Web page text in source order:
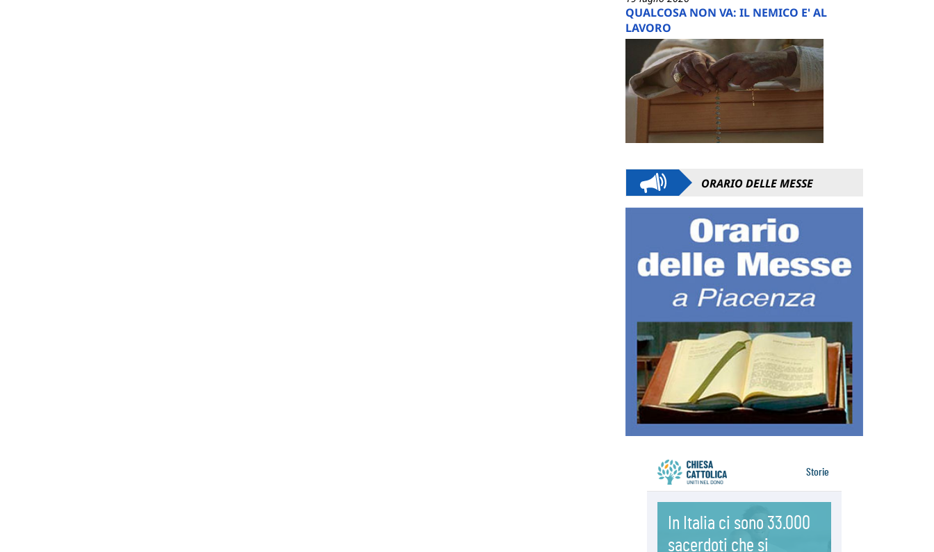
QUALCOSA NON VA: IL NEMICO E' AL
LAVORO
ORARIO DELLE MESSE